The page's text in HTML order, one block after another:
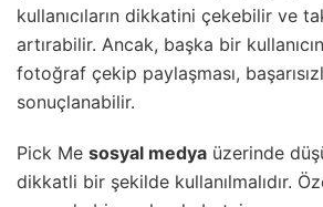
kullanıcıların dikkatini çekebilir ve
artırabilir. Ancak, başka bir
fotoğraf çekip paylaşması,
sonuçlanabilir.
Pick Me sosyal medya üzerinde
dikkatli bir şekilde kullanılmalıdır.